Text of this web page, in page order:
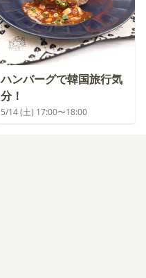
ハンバーグで韓国旅行気
分！
5/14 (土) 17:00〜18:00